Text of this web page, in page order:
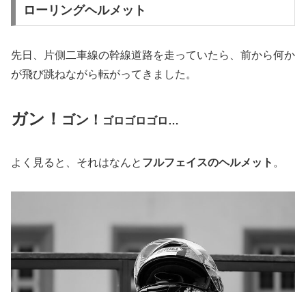
ローリングヘルメット
先日、片側二車線の幹線道路を走っていたら、前から何か
が飛び跳ねながら転がってきました。
ガン！ ゴン！ ゴロゴロゴロ…
よく見ると、それはなんと フルフェイスのヘルメット 。